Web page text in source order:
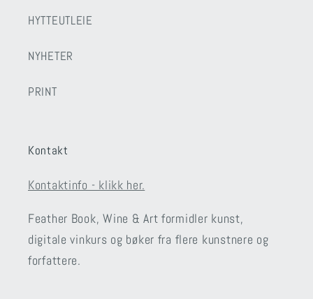
HYTTEUTLEIE
NYHETER
PRINT
Kontakt
Kontaktinfo - klikk her.
Feather Book, Wine & Art formidler kunst,
digitale vinkurs og bøker fra flere kunstnere og
forfattere.